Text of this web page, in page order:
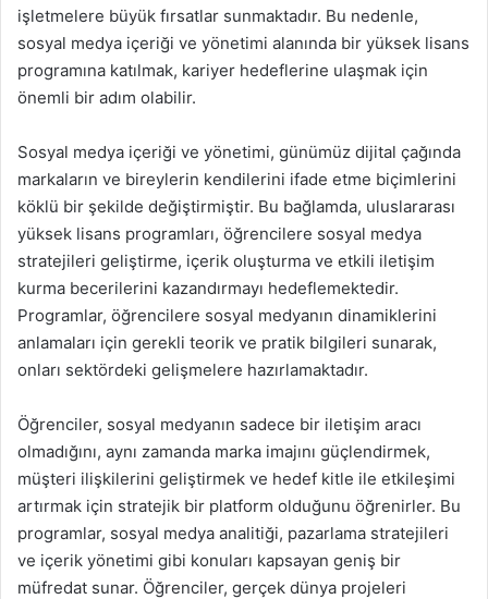
işletmelere büyük fırsatlar sunmaktadır. Bu nedenle,
sosyal medya içeriği ve yönetimi alanında bir yüksek lisans
programına katılmak, kariyer hedeflerine ulaşmak için
önemli bir adım olabilir.
Sosyal medya içeriği ve yönetimi, günümüz dijital çağında
markaların ve bireylerin kendilerini ifade etme biçimlerini
köklü bir şekilde değiştirmiştir. Bu bağlamda, uluslararası
yüksek lisans programları, öğrencilere sosyal medya
stratejileri geliştirme, içerik oluşturma ve etkili iletişim
kurma becerilerini kazandırmayı hedeflemektedir.
Programlar, öğrencilere sosyal medyanın dinamiklerini
anlamaları için gerekli teorik ve pratik bilgileri sunarak,
onları sektördeki gelişmelere hazırlamaktadır.
Öğrenciler, sosyal medyanın sadece bir iletişim aracı
olmadığını, aynı zamanda marka imajını güçlendirmek,
müşteri ilişkilerini geliştirmek ve hedef kitle ile etkileşimi
artırmak için stratejik bir platform olduğunu öğrenirler. Bu
programlar, sosyal medya analitiği, pazarlama stratejileri
ve içerik yönetimi gibi konuları kapsayan geniş bir
müfredat sunar. Öğrenciler, gerçek dünya projeleri